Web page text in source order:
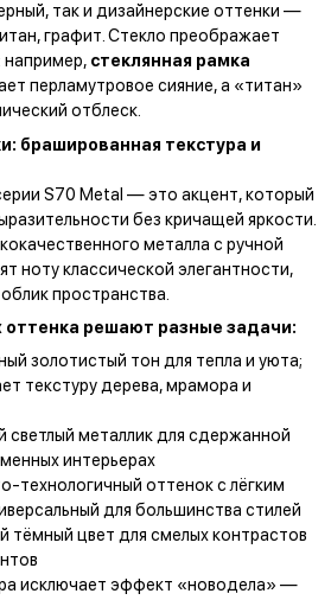
так и дизайнерские оттенки —
графит. Стекло преображает
стеклянная рамка
перламутровое сияние, а «титан»
отблеск.
брашированная текстура и
S70 Metal — это акцент, который
без кричащей яркости.
металла с ручной
ноту классической элегантности,
пространства.
решают разные задачи:
золотистый тон для тепла и уюта;
текстуру дерева, мрамора и
металлик для сдержанной
интерьерах
технологичный оттенок с лёгким
для большинства стилей
тёмный цвет для смелых контрастов
исключает эффект «новодела» —